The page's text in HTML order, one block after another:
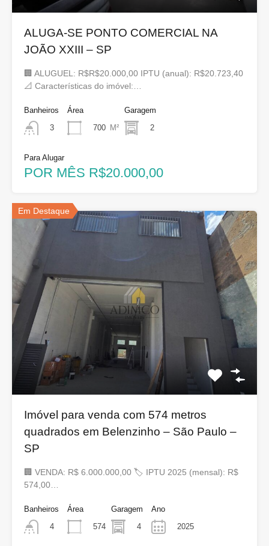
ALUGA-SE PONTO COMERCIAL NA
JOÃO XXIII – SP
🏢 ALUGUEL: R$R$20.000,00 IPTU (anual): R$20.723,40
📐 Características do imóvel:…
Banheiros
3
Área
700 M²
Garagem
2
Para Alugar
POR MÊS R$20.000,00
Em Destaque
Imóvel para venda com 574 metros
quadrados em Belenzinho – São Paulo –
SP
🏢 VENDA: R$ 6.000.000,00 🏷 IPTU 2025 (mensal): R$
574,00…
Banheiros
4
Área
574
Garagem
4
Ano
2025